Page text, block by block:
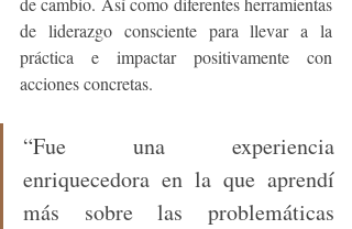
de liderazgo consciente para llevar a la
práctica e impactar positivamente con
acciones concretas.
“Fue una experiencia
enriquecedora en la que aprendí
más sobre las problemáticas